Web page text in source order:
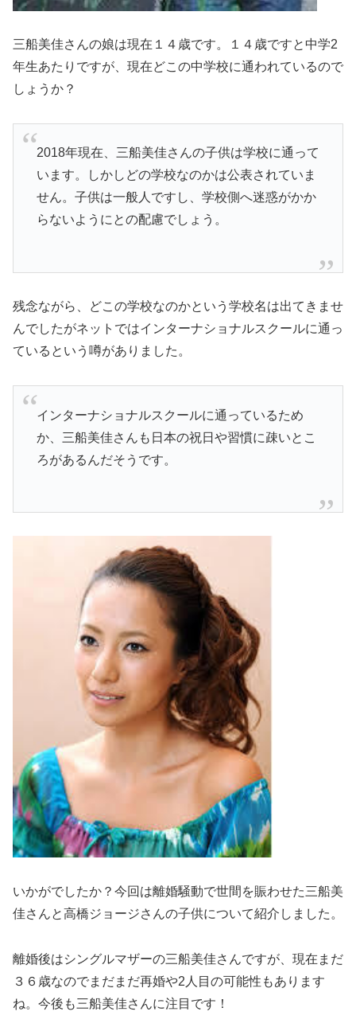
三船美佳さんの娘は現在１４歳です。１４歳ですと中学2
年生あたりですが、 現在どこの中学校に通われているので
しょうか？
2018年現在、三船美佳さんの子供は学校に通って
います。しかし どの学校なのかは公表されていま
せん。 子供は一般人ですし、学校側へ迷惑がかか
らないようにとの配慮でしょう。
残念ながら、どこの学校なのかという学校名は出てきませ
んでしたがネットではインターナショナルスクールに通っ
ているという噂がありました。
インターナショナルスクールに通っているため
か、三船美佳さんも日本の祝日や習慣に疎いとこ
ろがあるんだそうです。
いかがでしたか？今回は離婚騒動で世間を賑わせた三船美
佳さんと高橋ジョージさんの子供について紹介しました。
離婚後はシングルマザーの三船美佳さんですが、現在まだ
３６歳なのでまだまだ再婚や2人目の可能性もあります
ね。今後も三船美佳さんに注目です！